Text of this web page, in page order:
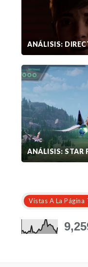
ANÁLISIS:
ANÁLISIS: STAR
Vistas A La Página